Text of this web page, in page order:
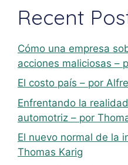
Recent
Cómo una empresa
acciones maliciosas –
El costo país – por
Enfrentando la
automotriz – por
El nuevo normal de la
Thomas Karig